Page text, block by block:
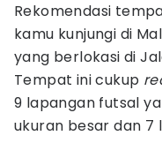
Rekomendasi
kamu kunjungi di
yang berlokasi di
Tempat ini cukup
9 lapangan futsal
ukuran besar dan 7